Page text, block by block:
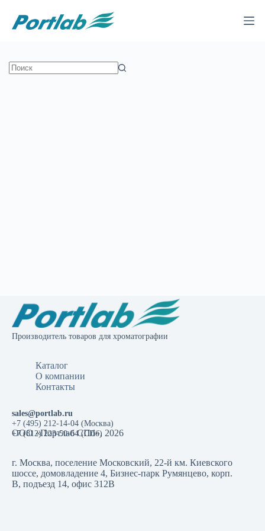
Производитель товаров для хроматографии
Каталог
О компании
Контакты
sales@portlab.ru
+7 (495) 212-14-04 (Москва)
+7 (812) 223-50-64 (СПб)
ООО «Портлаб СПб», 2026
г. Москва, поселение Московский, 22-й км. Киевского
шоссе, домовладение 4, Бизнес-парк Румянцево, корп.
В, подъезд 14, офис 312В